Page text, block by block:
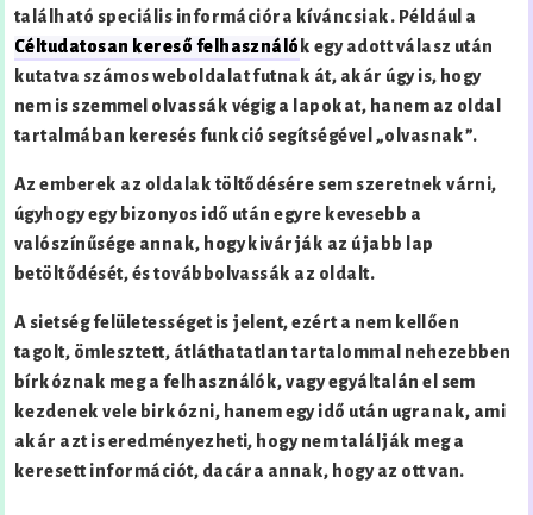
található speciális információra kíváncsiak. Például a
Céltudatosan kereső felhasználók egy adott válasz után
kutatva számos weboldalat futnak át, akár úgy is, hogy
nem is szemmel olvassák végig a lapokat, hanem az oldal
tartalmában keresés funkció segítségével „olvasnak”.
Az emberek az oldalak töltődésére sem szeretnek várni,
úgyhogy egy bizonyos idő után egyre kevesebb a
valószínűsége annak, hogy kivárják az újabb lap
betöltődését, és továbbolvassák az oldalt.
A sietség felületességet is jelent, ezért a nem kellően
tagolt, ömlesztett, átláthatatlan tartalommal nehezebben
bírkóznak meg a felhasználók, vagy egyáltalán el sem
kezdenek vele birkózni, hanem egy idő után ugranak, ami
akár azt is eredményezheti, hogy nem találják meg a
keresett információt, dacára annak, hogy az ott van.